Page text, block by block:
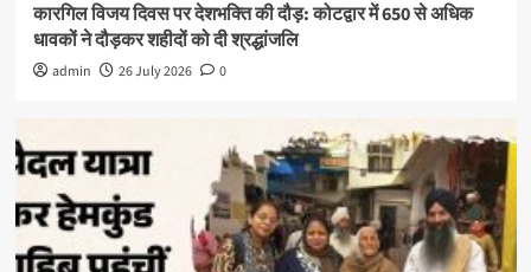
कारगिल विजय दिवस पर देशभक्ति की दौड़: कोटद्वार में 650 से अधिक
धावकों ने दौड़कर शहीदों को दी श्रद्धांजलि
admin 26 July 2026 0